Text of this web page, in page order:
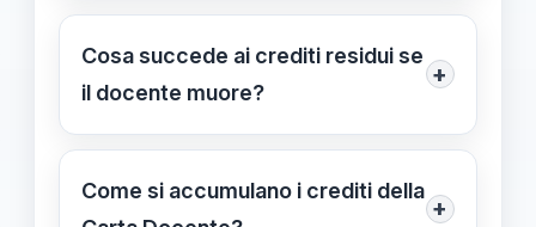
mortem.
personali e non trasferibili agli eredi o
beneficiari in caso di decesso del
Cosa succede ai crediti residui se
il docente muore?
+
I crediti residui si estinguono con la
morte del beneficiario e non vengono
trasferiti o ereditati dagli eredi o
Come si accumulano i crediti della
+